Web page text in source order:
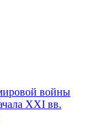
войны
XXI вв.